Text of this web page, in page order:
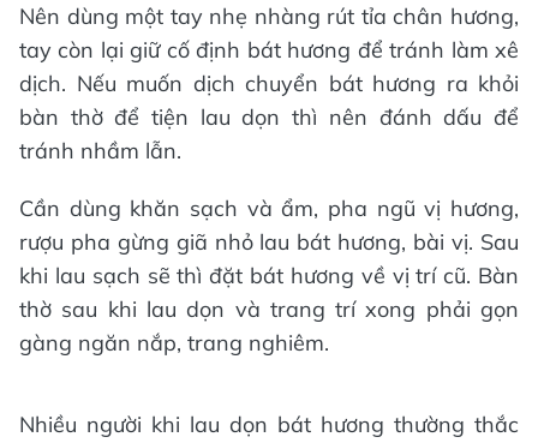
Nên dùng một tay nhẹ nhàng rút tỉa chân hương,
tay còn lại giữ cố định bát hương để tránh làm xê
dịch. Nếu muốn dịch chuyển bát hương ra khỏi
bàn thờ để tiện lau dọn thì nên đánh dấu để
tránh nhầm lẫn.
Cần dùng khăn sạch và ẩm, pha ngũ vị hương,
rượu pha gừng giã nhỏ lau bát hương, bài vị. Sau
khi lau sạch sẽ thì đặt bát hương về vị trí cũ. Bàn
thờ sau khi lau dọn và trang trí xong phải gọn
gàng ngăn nắp, trang nghiêm.
Nhiều người khi lau dọn bát hương thường thắc